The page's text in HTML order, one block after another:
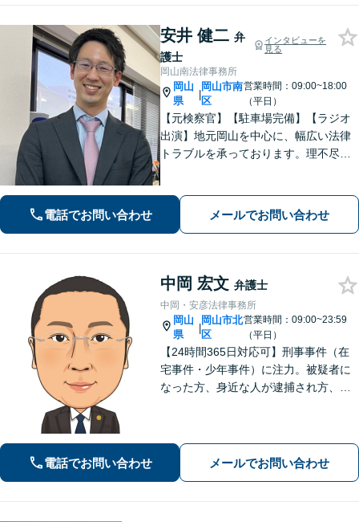
安井 健二 弁
護士
インタビューを
見る
岡山南法律事務所
岡山
県
|
岡山市南
区
営業時間：09:00~18:00
（平日）
【元検察官】【駐車場完備】【ラジオ
出演】地元岡山を中心に、幅広い法律
トラブルを承っております。理不尽な
ートいたします。お困りの方はお早め
にご相談ください【WEB面談｜夜間面
電話でお問い合わせ メールでお問い合わせ
中岡 宏文 弁護士
中岡・安彦法律事務所
岡山
県
|
岡山市北
区
営業時間：09:00~23:59
（平日）
【24時間365日対応可】刑事事件（在
宅事件・少年事件）に注力。被疑者に
なった方、身近な人が逮捕され方、す
電話でお問い合わせ メールでお問い合わせ